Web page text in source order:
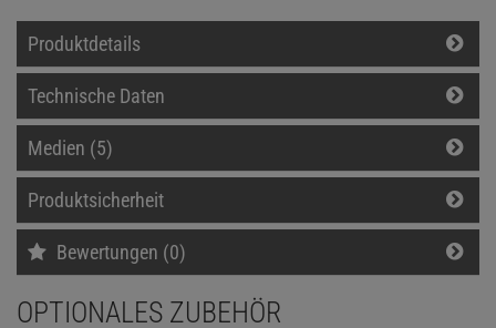
Produktdetails
Technische Daten
Medien (5)
Produktsicherheit
Bewertungen (0)
OPTIONALES ZUBEHÖR